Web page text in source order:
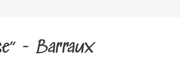
- Barraux